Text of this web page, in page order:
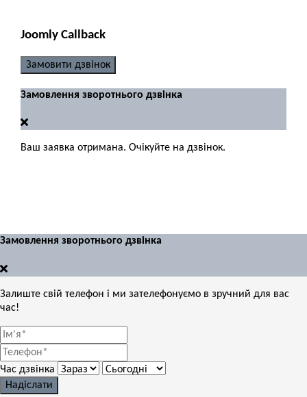
Joomly Callback
Замовити дзвінок
Замовлення зворотнього дзвінка
Ваш заявка отримана. Очікуйте на дзвінок.
Замовлення зворотнього дзвінка
Залиште свій телефон і ми зателефонуємо в зручний для вас
час!
Час дзвінка
Надіслати